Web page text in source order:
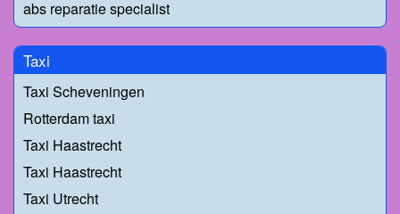
abs reparatie specialist
Taxi
Taxi Scheveningen
Rotterdam taxi
Taxi Haastrecht
Taxi Haastrecht
Taxi Utrecht